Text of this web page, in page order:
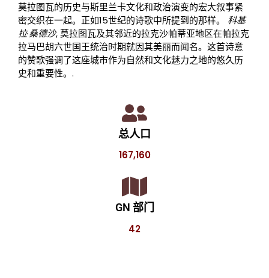
莫拉图瓦的历史与斯里兰卡文化和政治演变的宏大叙事紧
密交织在一起。正如15世纪的诗歌中所提到的那样。 科基
拉·桑德沙, 莫拉图瓦及其邻近的拉克沙帕蒂亚地区在帕拉克
拉马巴胡六世国王统治时期就因其美丽而闻名。这首诗意
的赞歌强调了这座城市作为自然和文化魅力之地的悠久历
史和重要性。.
总人口
167,160
GN 部门
42